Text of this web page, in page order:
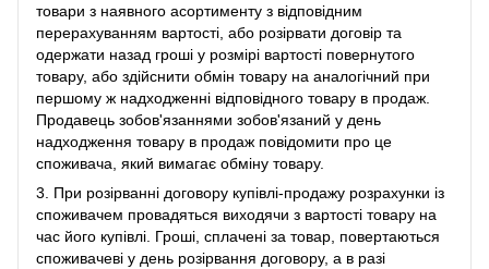
товари з наявного асортименту з відповідним
перерахуванням вартості, або розірвати договір та
одержати назад гроші у розмірі вартості повернутого
товару, або здійснити обмін товару на аналогічний при
першому ж надходженні відповідного товару в продаж.
Продавець зобов'язаннями зобов'язаний у день
надходження товару в продаж повідомити про це
споживача, який вимагає обміну товару.
3. При розірванні договору купівлі-продажу розрахунки із
споживачем провадяться виходячи з вартості товару на
час його купівлі. Гроші, сплачені за товар, повертаються
споживачеві у день розірвання договору, а в разі